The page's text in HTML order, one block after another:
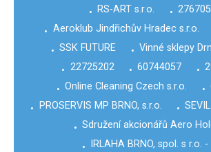
• RS-ART s.r.o. •
• Aeroklub Jindřichův Hradec s.r.o.
• SSK FUTURE • Vinné sklepy
• 22725202 • 60744057 •
• Online Cleaning Czech s.r.o. •
•
PROSERVIS MP BRNO, s.r.o. •
• Sdružení akcionářů Aero
•
IRLAHA BRNO, spol. s r.o.